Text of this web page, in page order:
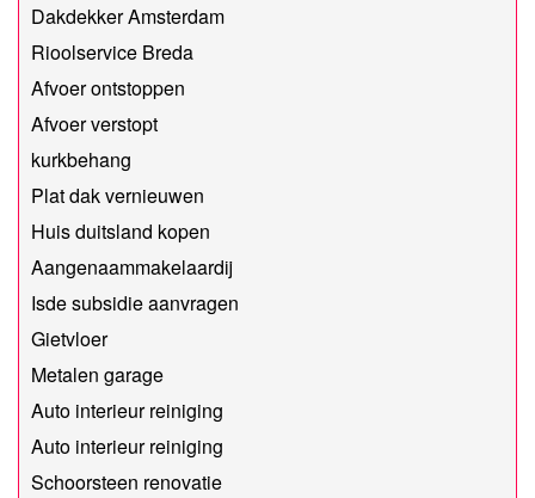
Dakdekker Amsterdam
Rioolservice Breda
Afvoer ontstoppen
Afvoer verstopt
kurkbehang
Plat dak vernieuwen
Huis duitsland kopen
Aangenaammakelaardij
Isde subsidie aanvragen
Gietvloer
Metalen garage
Auto interieur reiniging
Auto interieur reiniging
Schoorsteen renovatie